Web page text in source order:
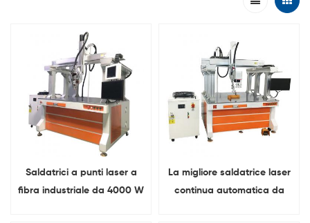
Saldatrici a punti laser a
fibra industriale da 4000 W
La migliore saldatrice laser
continua automatica da